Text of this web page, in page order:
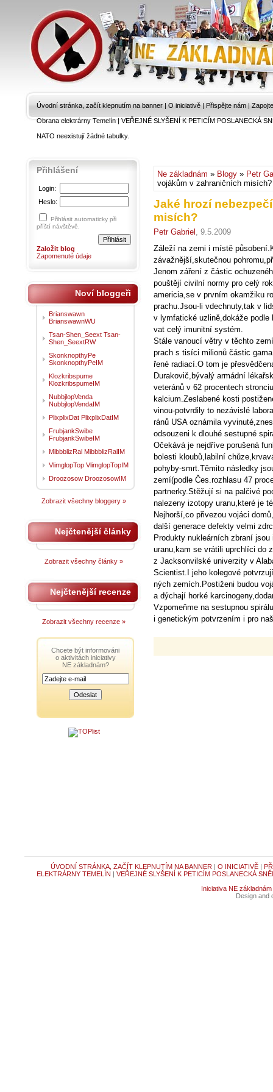
Úvodní stránka, začít klepnutím na banner | O iniciativě | Přispějte nám |
Obrana elektrárny Temelín|VEŘEJNÉ SLYŠENÍ K PETICÍM POSLANECKÁ
NATO neexistují žádné tabulky.
Ne základnám » Blogy » Petr
vojákům v zahraničních misích?
Jaké hrozí
misích?
Petr Gabriel , 9.5.2009
Záleží na zemi i místě
závažnější,skutečnou
Jenom záření z částic
pouštějí civilní normy pro celý
americia,se v prvním okamžiku
prachu.Jsou-li vdechnuty,tak v
v lymfatické uzlině,dokáže podle
vat celý imunitní systém.
Stále vanoucí větry v těchto
prach s tisíci milionů částic
řené radiací.O tom je
Durakovič,bývalý armádní
veteránů v 62 procentech
kalcium.Zeslabené kosti
vinou-potvrdily to nezávislé
ránů USA oznámila
odsouzeni k dlouhé sestupné
Očekává je nejdříve porušená
bolesti kloubů,labilní
pohyby-smrt.Těmito následky
zemí(podle Čes.rozhlasu 47
partnerky.Stěžují si na palčivé
nalezeny izotopy uranu,které je
Nejhorší,co přivezou vojáci
další generace defekty velmi
Produkty nukleárních zbraní
uranu,kam se vrátili uprchlíci do
z Jacksonvilské univerzity v
Scientist.I jeho kolegové
ných zemích.Postiženi budou
a dýchají horké
Vzpomeňme na sestupnou
i genetickým potvrzením i pro
Přihlášení
Login:
Heslo:
Přihlásit automaticky při
příští návštěvě.
Založit blog
Zapomenuté údaje
Noví bloggeři
Brianswawn
BrianswawnWU
Tsan-Shen_Seext Tsan-
Shen_SeextRW
SkonknopthyPe
SkonknopthyPeIM
Klozkribspume
KlozkribspumeIM
NubbjlopVenda
NubbjlopVendaIM
PlixplixDat PlixplixDatIM
FrubjankSwibe
FrubjankSwibeIM
MibbblizRal MibbblizRalIM
VlimglopTop VlimglopTopIM
Droozosow DroozosowIM
Zobrazit všechny bloggery »
Nejčtenější články
Zobrazit všechny články »
Nejčtenější recenze
Zobrazit všechny recenze »
Chcete být informováni
o aktivitách iniciativy
NE základnám?
ÚVODNÍ STRÁNKA, ZAČÍT KLEPNUTÍM NA BANNER | O INICIATIVĚ|
ELEKTRÁRNY TEMELÍN | VEŘEJNÉ SLYŠENÍ K PETICÍM POSLANECKÁ
Iniciativa NE základnám
Design and